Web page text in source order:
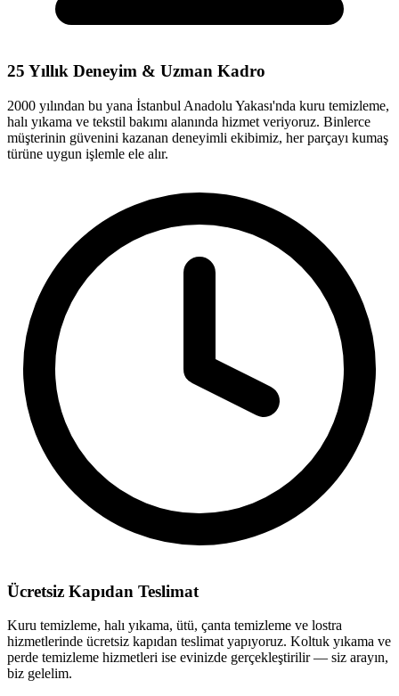
25 Yıllık Deneyim & Uzman Kadro
2000 yılından bu yana İstanbul Anadolu Yakası'nda kuru temizleme,
halı yıkama ve tekstil bakımı alanında hizmet veriyoruz. Binlerce
müşterinin güvenini kazanan deneyimli ekibimiz, her parçayı kumaş
türüne uygun işlemle ele alır.
Ücretsiz Kapıdan Teslimat
Kuru temizleme, halı yıkama, ütü, çanta temizleme ve lostra
hizmetlerinde ücretsiz kapıdan teslimat yapıyoruz. Koltuk yıkama ve
perde temizleme hizmetleri ise evinizde gerçekleştirilir — siz arayın,
biz gelelim.